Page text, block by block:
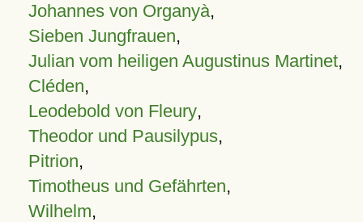
Johannes von Organyà,
Sieben Jungfrauen,
Julian vom heiligen Augustinus Martinet,
Cléden,
Leodebold von Fleury,
Theodor und Pausilypus,
Pitrion,
Timotheus und Gefährten,
Wilhelm,